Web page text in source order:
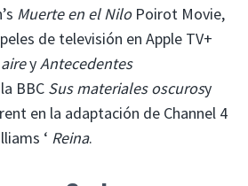
Muerte en el NiloPoirot Movie,
de televisión en Apple TV+
yAntecedentes
BBC Sus materiales oscurosy
en la adaptación de Channel 4
‘ Reina.